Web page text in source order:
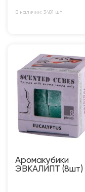
В наличии: 3481 шт
Аромакубики
ЭВКАЛИПТ (8шт)